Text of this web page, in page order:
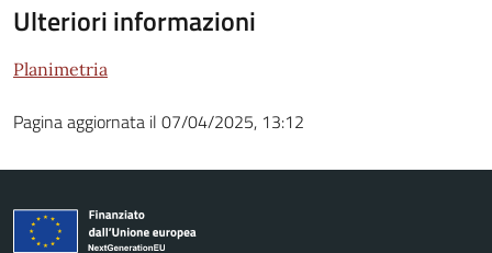
Ulteriori informazioni
Planimetria
Pagina aggiornata il 07/04/2025, 13:12